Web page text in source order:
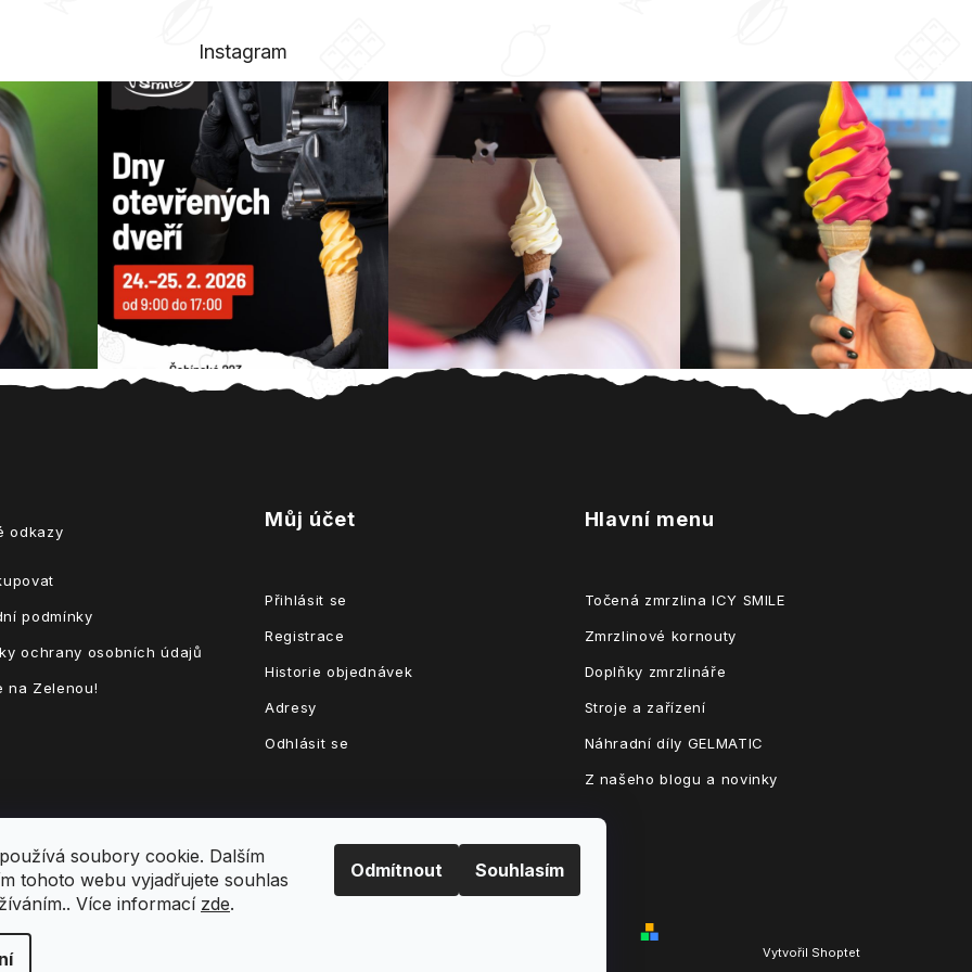
soubory cookie. Dalším
tohoto webu vyjadřujete souhlas
Více informací zde.
Odmítnout Souhlasím
Instagram
odkazy
podmínky
ochrany osobních údajů
na Zelenou!
Můj účet
Přihlásit se
Registrace
Historie objednávek
Adresy
Odhlásit se
Hlavní menu
Točená zmrzlina ICY SMILE
Zmrzlinové kornouty
Doplňky zmrzlináře
Stroje a zařízení
Náhradní díly GELMATIC
Z našeho blogu a novinky
Vytvořil Shoptet